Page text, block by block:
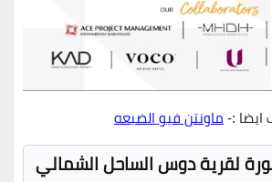
ايضا :-ماونتن فيو الضبعه
لقرية دوس الساحل الشمالي